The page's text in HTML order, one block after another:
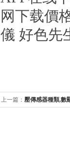
网下载價
儀 好色先
上一篇： 壓傳感器種類,數